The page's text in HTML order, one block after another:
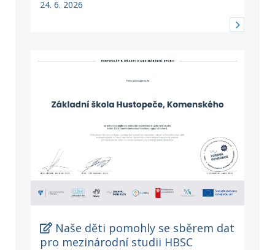
24. 6. 2026
Naše děti pomohly se sběrem dat
pro mezinárodní studii HBSC